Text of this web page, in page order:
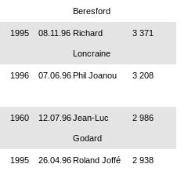
Beresford
1995 08.11.96 Richard
Loncraine
3 371
1996 07.06.96Phil Joanou 3 208
1960 12.07.96Jean-Luc
Godard
2 986
1995 26.04.96Roland Joffé 2 938